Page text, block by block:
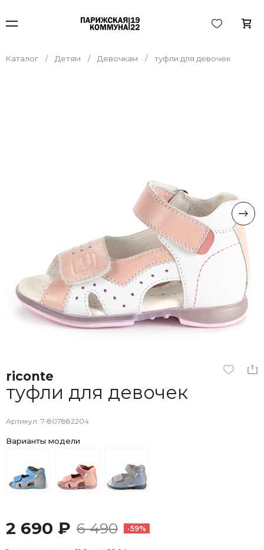
Каталог Детям Девочкам туфли для девочек
riconte
туфли для девочек
Артикул: 7-807882204
Варианты модели
2 690 ₽ 6 490 -59%